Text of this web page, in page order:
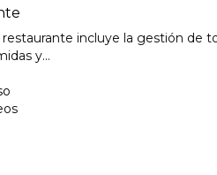
incluye la gestión de
y...